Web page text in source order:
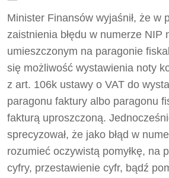
Minister Finansów wyjaśnił, że w
zaistnienia błędu w numerze NIP
umieszczonym na paragonie
się możliwość wystawienia noty
z art. 106k ustawy o VAT do
paragonu faktury albo paragonu
fakturą uproszczoną.
sprecyzował, że jako błąd w
rozumieć oczywistą pomyłkę, na
cyfry, przestawienie cyfr, bądź